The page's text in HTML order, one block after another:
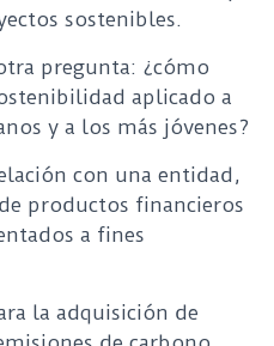
sostenibles.
pregunta: ¿cómo
aplicado a
y a los más jóvenes?
con una entidad,
productos financieros
a fines
la adquisición de